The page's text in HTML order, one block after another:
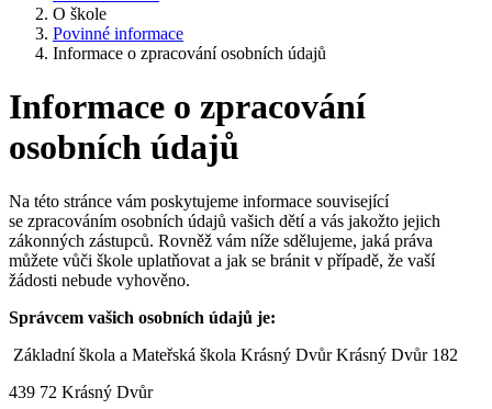
O škole
Povinné informace
Informace o zpracování osobních údajů
Informace o zpracování
osobních údajů
Na této stránce vám poskytujeme informace související
se zpracováním osobních údajů vašich dětí a vás jakožto jejich
zákonných zástupců. Rovněž vám níže sdělujeme, jaká práva
můžete vůči škole uplatňovat a jak se bránit v případě, že vaší
žádosti nebude vyhověno.
Správcem vašich osobních údajů je:
Základní škola a Mateřská škola Krásný Dvůr Krásný Dvůr 182
439 72 Krásný Dvůr